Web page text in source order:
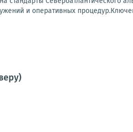
и оперативных